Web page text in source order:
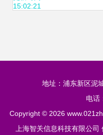
15:02:21
地址：浦东新区泥
电话
Copyright © 2026
上海智关信息科技有限公司